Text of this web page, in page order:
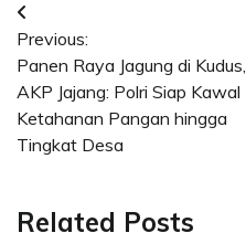
Post
navigation
Previous:
Panen Raya Jagung di Kudus,
AKP Jajang: Polri Siap Kawal
Ketahanan Pangan hingga
Tingkat Desa
Related Posts